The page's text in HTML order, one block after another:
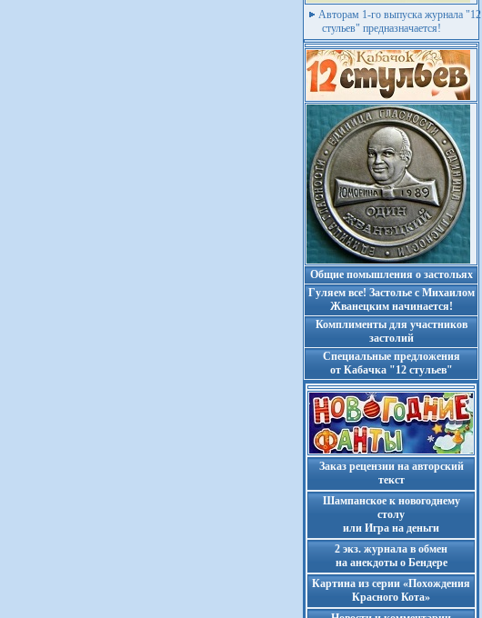
Авторам 1-го выпуска журнала "12
стульев" предназначается!
Общие помышления о застольях
Гуляем все! Застолье с Михаилом
Жванецким начинается!
Комплименты для участников
застолий
Cпециальные предложения
от Кабачка "12 стульев"
Заказ рецензии на авторский
текст
Шампанское к новогоднему
столу
или Игра на деньги
2 экз. журнала в обмен
на анекдоты о Бендере
Картина из серии «Похождения
Красного Кота»